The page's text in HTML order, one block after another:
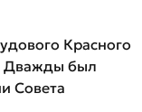
Красного
Дважды был
Совета